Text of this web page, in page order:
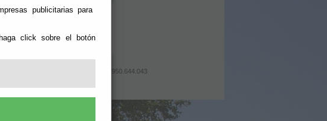
publicitarias para
click sobre el botón
(Almería) - Teléf.: 950.643.228 Fax: 950.644.043